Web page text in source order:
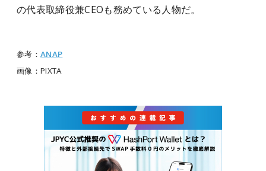
の代表取締役兼CEOも務めている人物だ。
参考： ANAP
画像：PIXTA